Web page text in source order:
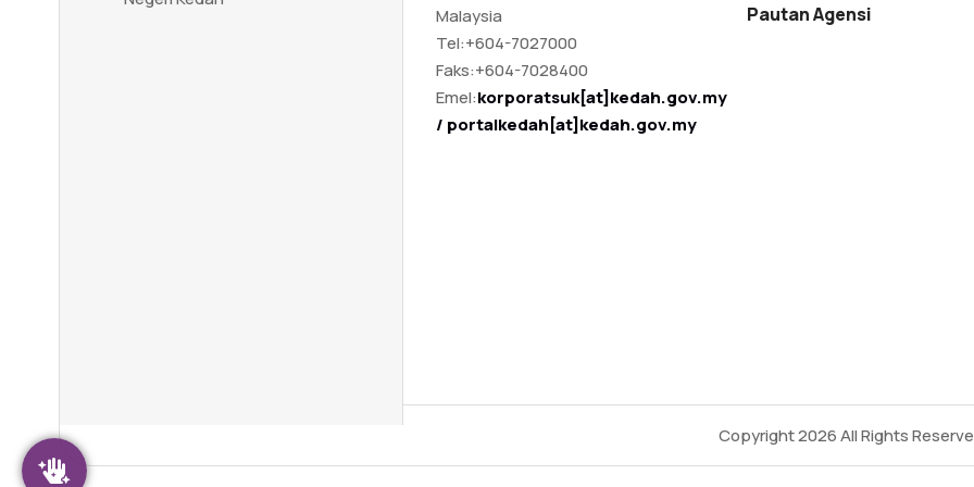
Malaysia
Tel:+604-7027000
Faks:+604-7028400
Emel:korporatsuk[at]kedah.gov.my
/ portalkedah[at]kedah.gov.my
Pautan Agensi
Copyright 2026All Rights